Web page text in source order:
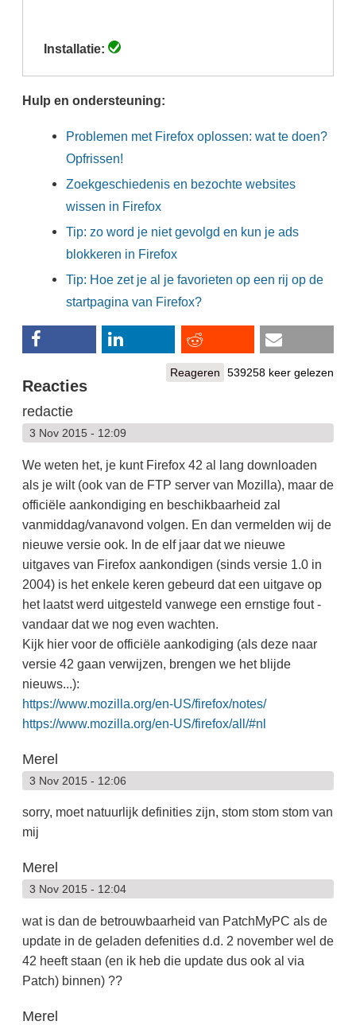
Installatie:
Hulp en ondersteuning:
Problemen met Firefox oplossen: wat te doen?
Opfrissen!
Zoekgeschiedenis en bezochte websites
wissen in Firefox
Tip: zo word je niet gevolgd en kun je ads
blokkeren in Firefox
Tip: Hoe zet je al je favorieten op een rij op de
startpagina van Firefox?
Reageren 539258 keer gelezen
Reacties
redactie
3 Nov 2015 - 12:09
We weten het, je kunt Firefox 42 al lang downloaden
als je wilt (ook van de FTP server van Mozilla), maar de
officiële aankondiging en beschikbaarheid zal
vanmiddag/vanavond volgen. En dan vermelden wij de
nieuwe versie ook. In de elf jaar dat we nieuwe
uitgaves van Firefox aankondigen (sinds versie 1.0 in
2004) is het enkele keren gebeurd dat een uitgave op
het laatst werd uitgesteld vanwege een ernstige fout -
vandaar dat we nog even wachten.
Kijk hier voor de officiële aankodiging (als deze naar
versie 42 gaan verwijzen, brengen we het blijde
nieuws...):
https://www.mozilla.org/en-US/firefox/notes/
https://www.mozilla.org/en-US/firefox/all/#nl
Merel
3 Nov 2015 - 12:06
sorry, moet natuurlijk definities zijn, stom stom stom van
mij
Merel
3 Nov 2015 - 12:04
wat is dan de betrouwbaarheid van PatchMyPC als de
update in de geladen defenities d.d. 2 november wel de
42 heeft staan (en ik heb die update dus ook al via
Patch) binnen) ??
Merel